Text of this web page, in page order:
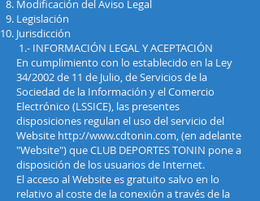
Modificación del Aviso Legal
Legislación
Jurisdicción
1.- INFORMACIÓN LEGAL Y ACEPTACIÓN
En cumplimiento con lo establecido en la Ley
34/2002 de 11 de Julio, de Servicios de la
Sociedad de la Información y el Comercio
Electrónico (LSSICE), las presentes
disposiciones regulan el uso del servicio del
Website http://www.cdtonin.com, (en adelante
"Website") que CLUB DEPORTES TONIN pone a
disposición de los usuarios de Internet.
El acceso al Website es gratuito salvo en lo
relativo al coste de la conexión a través de la